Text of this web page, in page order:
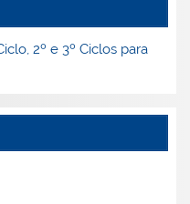
2º e 3º Ciclos para